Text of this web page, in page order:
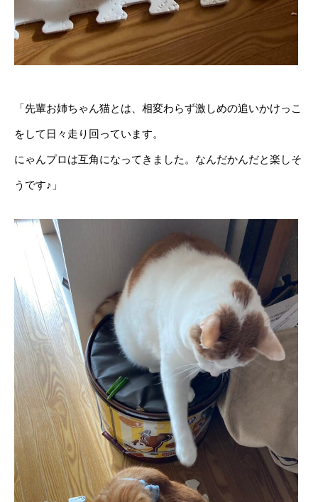
「先輩お姉ちゃん猫とは、相変わらず激しめの追いかけっこ
をして日々走り回っています。
にゃんプロは互角になってきました。なんだかんだと楽しそ
うです♪」